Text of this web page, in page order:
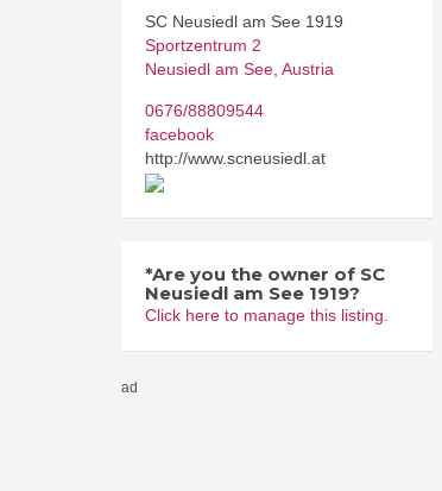
SC Neusiedl am See 1919
Sportzentrum 2
Neusiedl am See Austria
0676/88809544
facebook
http://www.scneusiedl.at
*Are you the owner of SC
Neusiedl am See 1919?
Click here to manage this listing.
ad